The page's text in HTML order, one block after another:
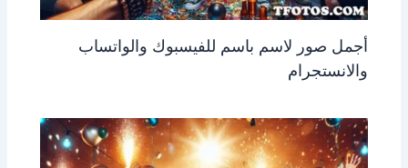
أجمل صور لاسم باسم للفيسبوك والواتساب
والانستجرام